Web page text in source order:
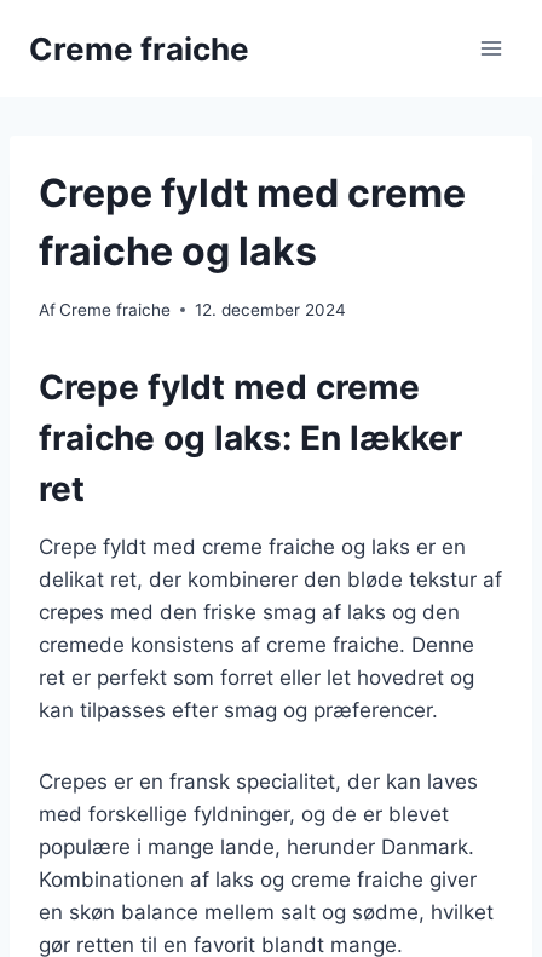
Creme fraiche
Crepe fyldt med creme
fraiche og laks
AfCreme fraiche 12. december 2024
Crepe fyldt med creme
fraiche og laks: En lækker
ret
Crepe fyldt med creme fraiche og laks er en
delikat ret, der kombinerer den bløde tekstur af
crepes med den friske smag af laks og den
cremede konsistens af creme fraiche. Denne
ret er perfekt som forret eller let hovedret og
kan tilpasses efter smag og præferencer.
Crepes er en fransk specialitet, der kan laves
med forskellige fyldninger, og de er blevet
populære i mange lande, herunder Danmark.
Kombinationen af laks og creme fraiche giver
en skøn balance mellem salt og sødme, hvilket
gør retten til en favorit blandt mange.